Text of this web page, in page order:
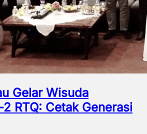
Gelar Wisuda
RTQ: Cetak Generasi